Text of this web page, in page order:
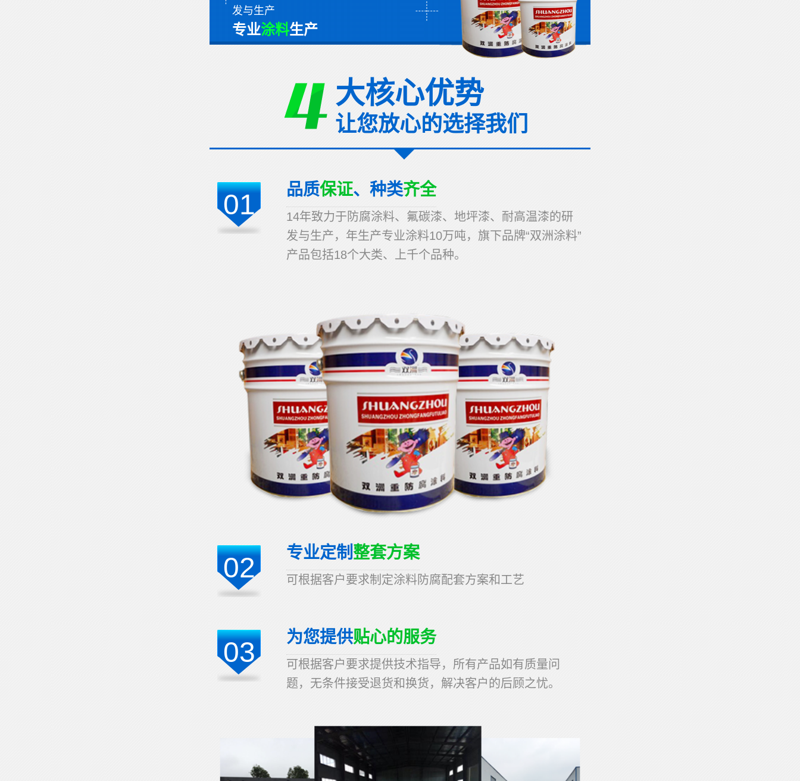
发与生产
专业涂料生产
大核心优势
让您放心的选择我们
01 品质保证、种类齐全
14年致力于防腐涂料、氟碳漆、地坪漆、耐高温漆的研
发与生产，年生产专业涂料10万吨，旗下品牌“双洲涂料”
产品包括18个大类、上千个品种。
02 专业定制整套方案
可根据客户要求制定涂料防腐配套方案和工艺
03 为您提供贴心的服务
可根据客户要求提供技术指导，所有产品如有质量问
题，无条件接受退货和换货，解决客户的后顾之忧。